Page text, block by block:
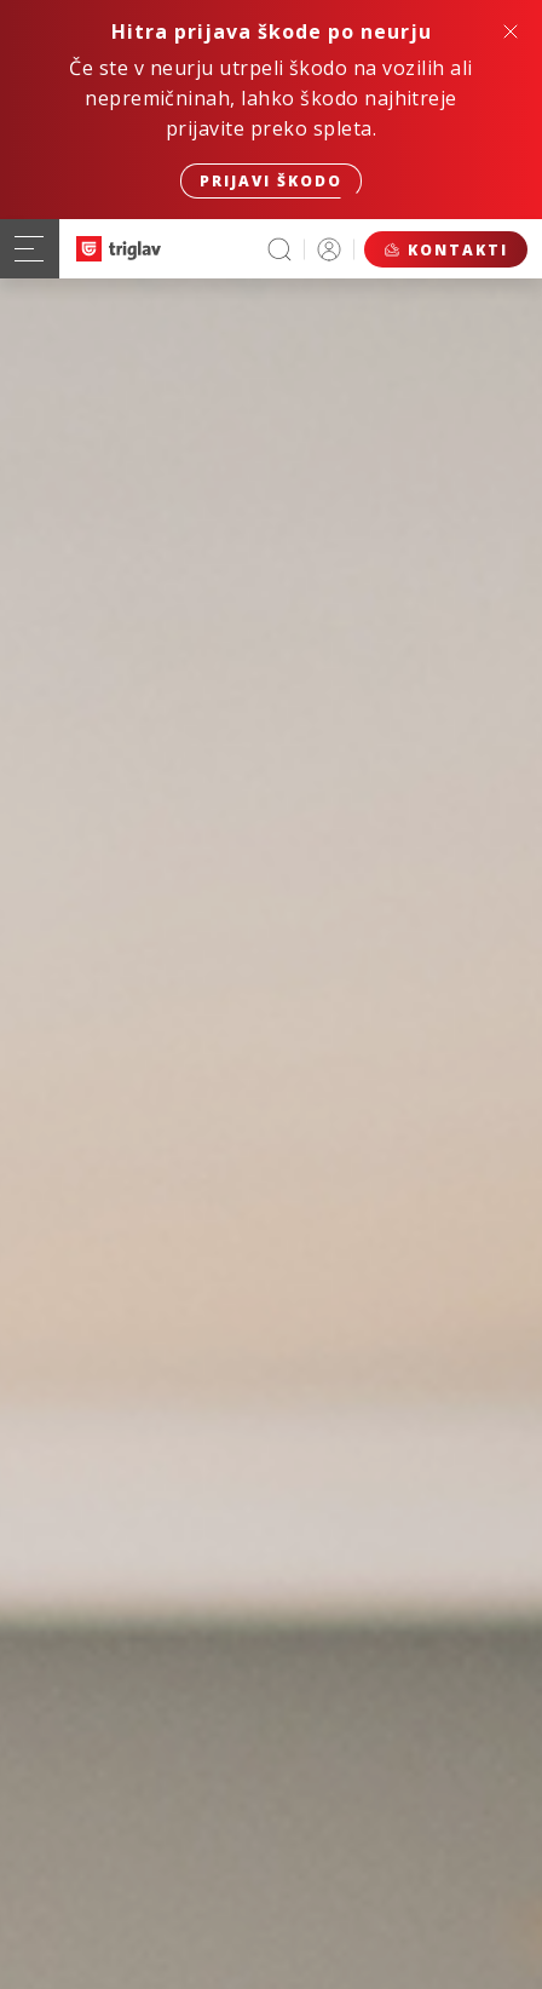
Hitra prijava škode po neurju
Če ste v neurju utrpeli škodo na vozilih ali
nepremičninah, lahko škodo najhitreje
prijavite preko spleta.
PRIJAVI ŠKODO
KONTAKTI